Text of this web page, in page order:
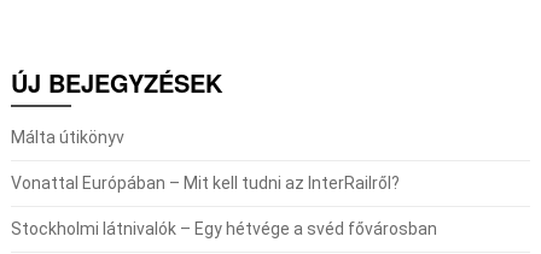
ÚJ BEJEGYZÉSEK
Málta útikönyv
Vonattal Európában – Mit kell tudni az InterRailről?
Stockholmi látnivalók – Egy hétvége a svéd fővárosban